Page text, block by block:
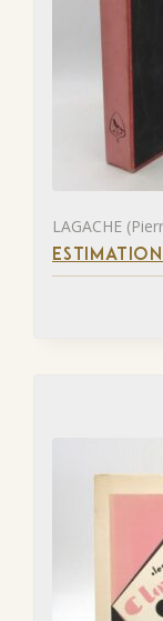
LAGACHE